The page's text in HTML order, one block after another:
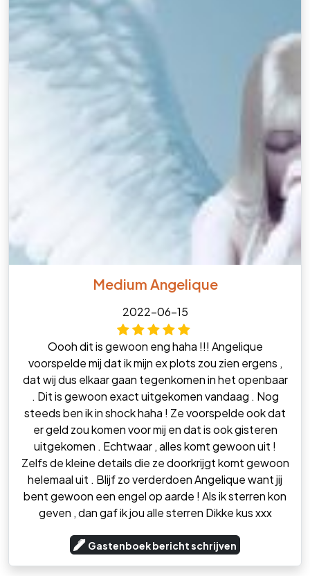
Medium Angelique
2022-06-15
Oooh dit is gewoon eng haha !!! Angelique
voorspelde mij dat ik mijn ex plots zou zien ergens ,
dat wij dus elkaar gaan tegenkomen in het openbaar
. Dit is gewoon exact uitgekomen vandaag . Nog
steeds ben ik in shock haha ! Ze voorspelde ook dat
er geld zou komen voor mij en dat is ook gisteren
uitgekomen . Echtwaar , alles komt gewoon uit !
Zelfs de kleine details die ze doorkrijgt komt gewoon
helemaal uit . Blijf zo verderdoen Angelique want jij
bent gewoon een engel op aarde ! Als ik sterren kon
geven , dan gaf ik jou alle sterren Dikke kus xxx
Gastenboek bericht schrijven